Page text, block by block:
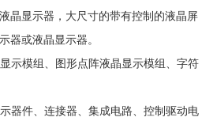
晶显示器，大尺寸的带有控制的液晶屏
器或液晶显示器。
示模组、图形点阵液晶显示模组、字符
器件、连接器、集成电路、控制驱动电